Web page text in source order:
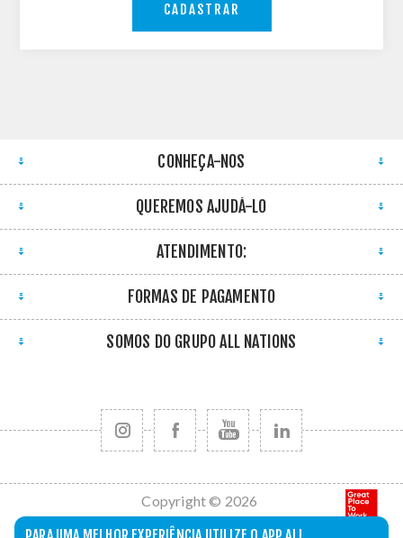
CADASTRAR
CONHEÇA-NOS
QUEREMOS AJUDÁ-LO
ATENDIMENTO:
FORMAS DE PAGAMENTO
SOMOS DO GRUPO ALL NATIONS
Copyright © 2026
All Nations. Todos